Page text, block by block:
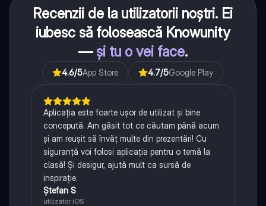
Recenzii de la utilizatorii noștri. Ei
iubesc să folosească Knowunity
— și tu o vei face.
4.6/5App Store 4.7/5Google Play
Aplicația este foarte ușor de utilizat și bine
concepută. Am găsit tot ce căutam până acum
și am reușit să învăț multe din prezentări! Cu
siguranță voi folosi aplicația pentru o temă la
clasă! Și desigur, ajută mult ca sursă de
inspirație.
Ștefan S
utilizator iOS